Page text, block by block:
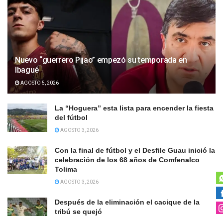
Nuevo “guerrero Pijao” empezó su temporada en
Ibagué
AGOSTO 5, 2026
La “Hoguera” esta lista para encender la fiesta
del fútbol
AGOSTO 3, 2026
Con la final de fútbol y el Desfile Guau inició la
celebración de los 68 años de Comfenalco
Tolima
AGOSTO 3, 2026
Después de la eliminación el cacique de la
tribú se quejó